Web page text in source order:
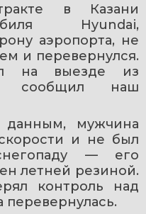
в Казани
Hyundai,
аэропорта, не
и перевернулся.
на выезде из
сообщил наш
данным, мужчина
и не был
— его
летней резиной.
контроль над